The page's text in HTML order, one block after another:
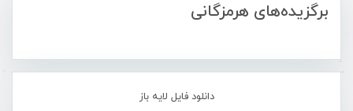
برگزیده‌های هرمزگانی
دانلود فایل لایه باز